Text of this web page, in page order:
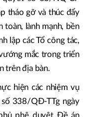
đồng bộ, đa mục
cả nước, góp phần
nước về đất đai.
cầu tiếp tục thực
số 33/NQ-CP
toàn, lành mạnh, bền
lập các Tổ công tác,